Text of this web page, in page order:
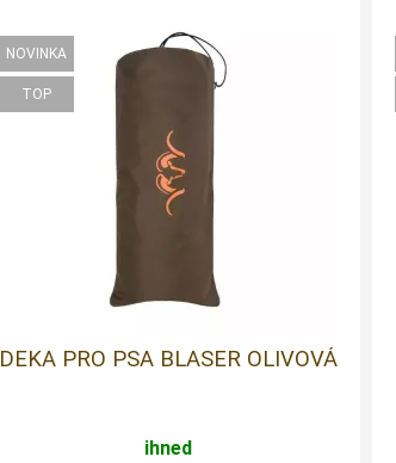
DEKA PRO PSA BLASER OLIVOVÁ
ihned